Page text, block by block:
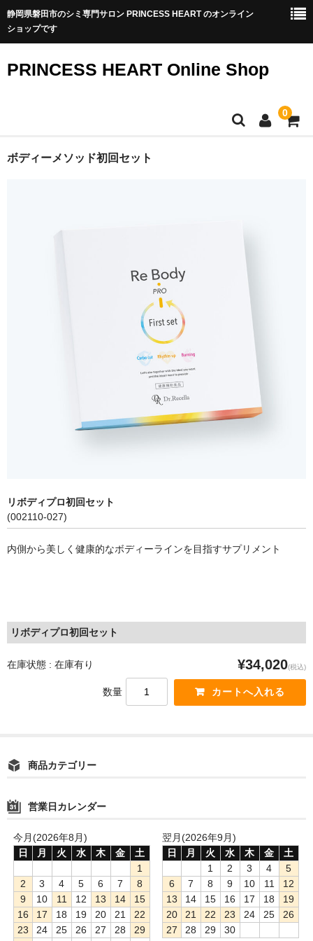
静岡県磐田市のシミ専門サロン PRINCESS HEART のオンライン
ショップです
PRINCESS HEART Online Shop
0
TOP
アクアヴィーナス集中ケア
ボディ関連
ボディーメソッド初回セット
リボディプロ初回セット
(002110-027)
内側から美しく健康的なボディーラインを目指すサプリメント
リボディプロ初回セット
在庫状態 : 在庫有り ¥34,020(税込)
数量
商品カテゴリー
営業日カレンダー
今月(2026年8月)
日
月 火 水 木 金
土
1
2
3 4 5 6 7
8
9
10 11 12 13 14
15
16
17 18 19 20 21
22
23
24 25 26 27 28
29
翌月(2026年9月)
日
月 火 水 木 金
土
1
2 3 4
5
6
7 8 9 10 11
12
13
14 15 16 17 18
19
20
21 22 23 24 25
26
27
28 29 30